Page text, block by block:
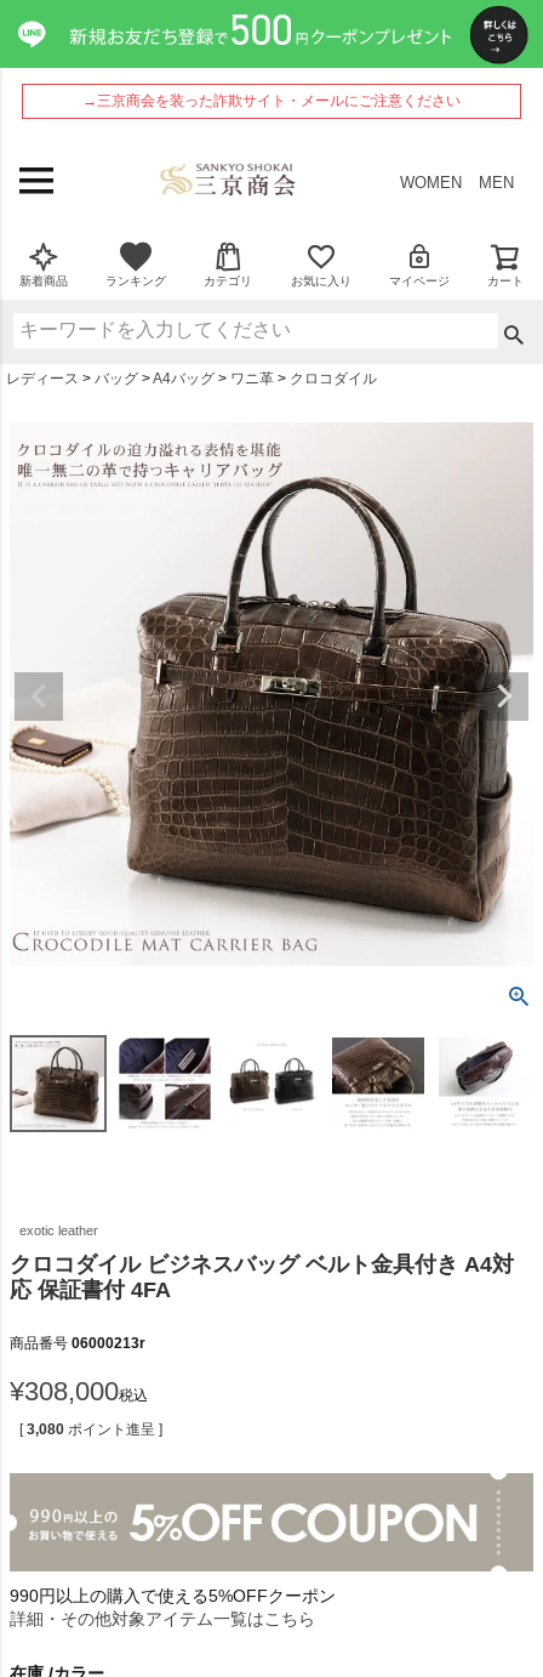
→三京商会を装った詐欺サイト・メールにご注意ください
WOMEN MEN
新着商品 ランキング カテゴリ お気に入り マイページ カート
レディース バッグ A4バッグ ワニ革 クロコダイル
exotic leather
クロコダイル ビジネスバッグ ベルト金具付き A4対
応 保証書付 4FA
商品番号 06000213r
¥308,000税込
[ 3,080 ポイント進呈 ]
990円以上の購入で使える5%OFFクーポン
詳細・その他対象アイテム一覧はこちら
在庫 カラー
ペー
ジト
ップ
へ